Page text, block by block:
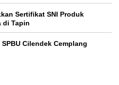
Sertifikat SNI Produk
di Tapin
Cilendek Cemplang